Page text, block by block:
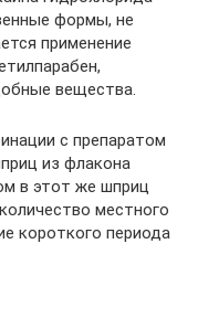
формы, не
применение
вещества.
с препаратом
из флакона
в этот же шприц
местного
короткого периода